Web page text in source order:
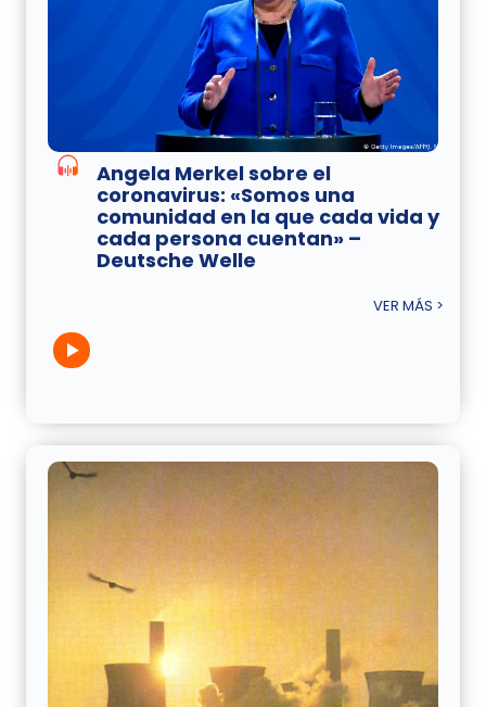
Angela Merkel sobre el
coronavirus: «Somos una
comunidad en la que cada vida y
cada persona cuentan» –
Deutsche Welle
VER MÁS >